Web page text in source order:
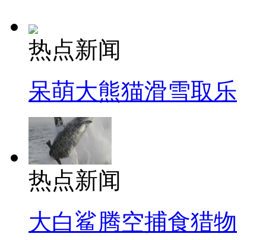
热点新闻
呆萌大熊猫滑雪取乐
热点新闻
大白鲨腾空捕食猎物